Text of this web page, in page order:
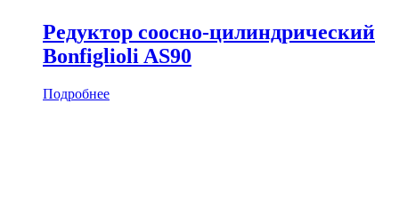
Редуктор соосно-цилиндрический
Bonfiglioli AS90
Подробнее